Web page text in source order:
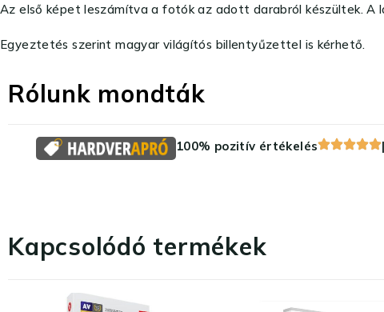
Az első képet leszámítva a fotók az adott darabról készültek. A
Egyeztetés szerint magyar világítós billentyűzettel is kérhető.
Rólunk mondták
100% pozitív értékelés
Kapcsolódó termékek